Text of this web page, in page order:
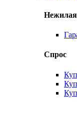
Нежилая
Спрос